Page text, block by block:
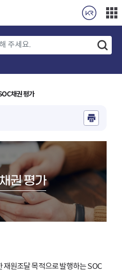
채권 평가
권 평가
원조달 목적으로 발행하는 SOC